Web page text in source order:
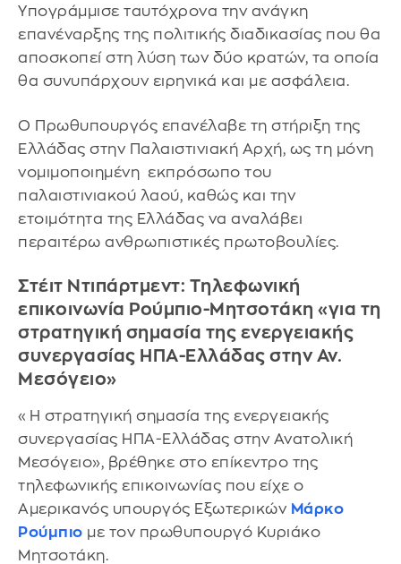
Υπογράμμισε ταυτόχρονα την ανάγκη
επανέναρξης της πολιτικής διαδικασίας που θα
αποσκοπεί στη λύση των δύο κρατών, τα οποία
θα συνυπάρχουν ειρηνικά και με ασφάλεια.
Ο Πρωθυπουργός επανέλαβε τη στήριξη της
Ελλάδας στην Παλαιστινιακή Αρχή, ως τη μόνη
νομιμοποιημένη εκπρόσωπο του
παλαιστινιακού λαού, καθώς και την
ετοιμότητα της Ελλάδας να αναλάβει
περαιτέρω ανθρωπιστικές πρωτοβουλίες.
Στέιτ Ντιπάρτμεντ: Τηλεφωνική
επικοινωνία Ρούμπιο-Μητσοτάκη «για τη
στρατηγική σημασία της ενεργειακής
συνεργασίας ΗΠΑ-Ελλάδας στην Αν.
Μεσόγειο»
«Η στρατηγική σημασία της ενεργειακής
συνεργασίας ΗΠΑ-Ελλάδας στην Ανατολική
Μεσόγειο», βρέθηκε στο επίκεντρο της
τηλεφωνικής επικοινωνίας που είχε ο
Αμερικανός υπουργός Εξωτερικών Μάρκο
Ρούμπιο με τον πρωθυπουργό Κυριάκο
Μητσοτάκη.